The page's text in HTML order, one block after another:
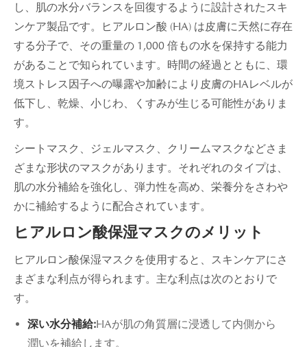
し、肌の水分バランスを回復するように設計されたスキ
ンケア製品です。ヒアルロン酸 (HA) は皮膚に天然に存在
する分子で、その重量の 1,000 倍もの水を保持する能力
があることで知られています。時間の経過とともに、環
境ストレス因子への曝露や加齢により皮膚のHAレベルが
低下し、乾燥、小じわ、くすみが生じる可能性がありま
す。
シートマスク、ジェルマスク、クリームマスクなどさま
ざまな形状のマスクがあります。それぞれのタイプは、
肌の水分補給を強化し、弾力性を高め、栄養分をさわや
かに補給するように配合されています。
ヒアルロン酸保湿マスクのメリット
ヒアルロン酸保湿マスクを使用すると、スキンケアにさ
まざまな利点が得られます。主な利点は次のとおりで
す。
深い水分補給:HAが肌の角質層に浸透して内側から
潤いを補給します。